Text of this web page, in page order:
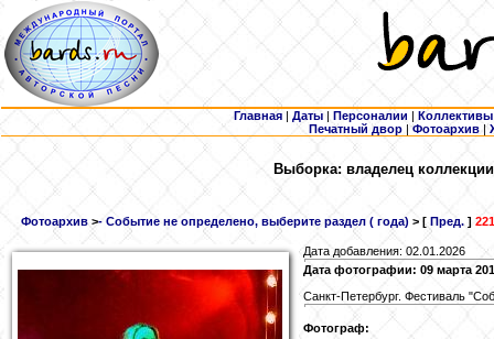
Главная | Даты | Персоналии | Коллективы
Печатный двор |Фотоархив |
Выборка: владелец
Фотоархив >- Событие не определено, выберите раздел ( года) > [ Пред. ]
Дата добавления: 02.01.2026
Дата фотографии: 09 марта
Санкт-Петербург. Фестиваль
Фотограф: